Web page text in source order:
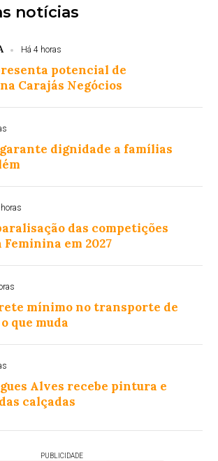
notícias
Há 4 horas
potencial de
Carajás Negócios
dignidade a famílias
das competições
em 2027
mínimo no transporte de
que muda
Alves recebe pintura e
calçadas
PUBLICIDADE